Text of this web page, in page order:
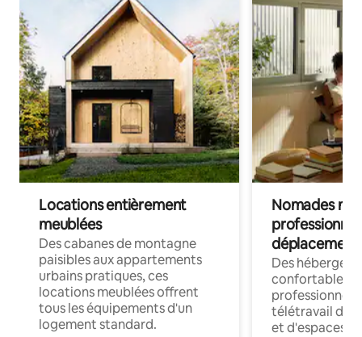
Locations entièrement
meublées
Des cabanes de montagne
paisibles aux appartements
urbains pratiques, ces
locations meublées offrent
tous les équipements d'un
logement standard.
Nomades
déplacement
Des
confortables
professionnels
télétravail
et d'espaces